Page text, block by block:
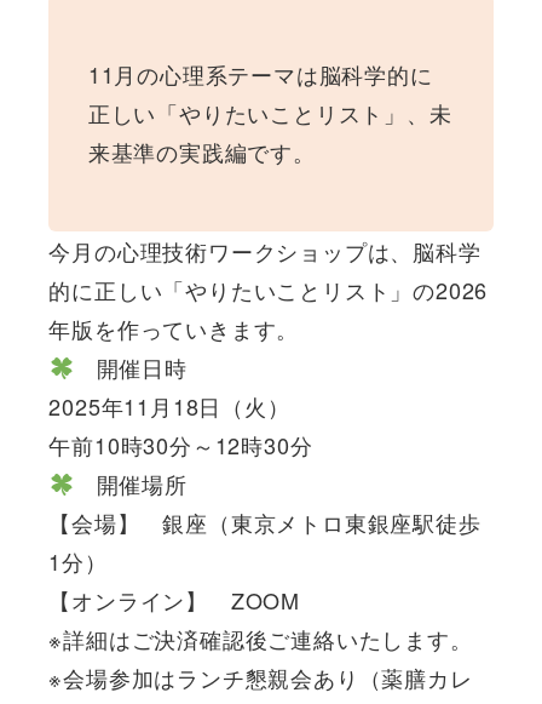
11月の心理系テーマは脳科学的に
正しい「やりたいことリスト」、未
来基準の実践編です。
今月の心理技術ワークショップは、脳科学
的に正しい「やりたいことリスト」の2026
年版を作っていきます。
開催日時
2025年11月18日（火）
午前10時30分～12時30分
開催場所
【会場】 銀座（東京メトロ東銀座駅徒歩
1分）
【オンライン】 ZOOM
※詳細はご決済確認後ご連絡いたします。
※会場参加はランチ懇親会あり（薬膳カレ